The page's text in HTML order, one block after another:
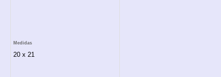
Medidas
20 x 21